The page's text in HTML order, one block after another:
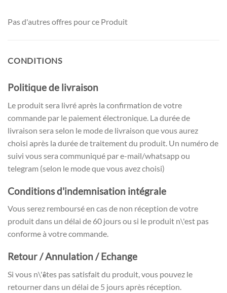
Pas d'autres offres pour ce Produit
CONDITIONS
Politique de livraison
Le produit sera livré après la confirmation de votre
commande par le paiement électronique. La durée de
livraison sera selon le mode de livraison que vous aurez
choisi après la durée de traitement du produit. Un numéro de
suivi vous sera communiqué par e-mail/whatsapp ou
telegram (selon le mode que vous avez choisi)
Conditions d'indemnisation intégrale
Vous serez remboursé en cas de non réception de votre
produit dans un délai de 60 jours ou si le produit n\'est pas
conforme à votre commande.
Retour / Annulation / Echange
Si vous n\'êtes pas satisfait du produit, vous pouvez le
retourner dans un délai de 5 jours après réception.